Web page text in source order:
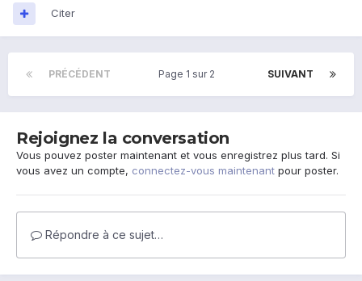
Citer
PRÉCÉDENT SUIVANT
Page 1 sur 2
Rejoignez la conversation
Vous pouvez poster maintenant et vous enregistrez plus tard. Si
vous avez un compte, connectez-vous maintenant pour poster.
Répondre à ce sujet…